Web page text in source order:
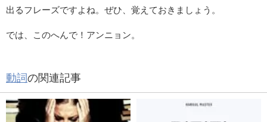
出るフレーズですよね。ぜひ、覚えておきましょう。
では、このへんで！アンニョン。
動詞の関連記事